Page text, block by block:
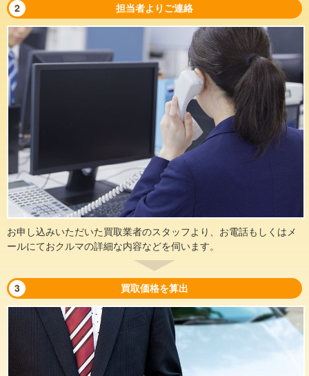
2 担当者よりご連絡
お申し込みいただいた買取業者のスタッフより、お電話もしくはメ
ールにておクルマの詳細な内容などを伺います。
3 買取価格を算出